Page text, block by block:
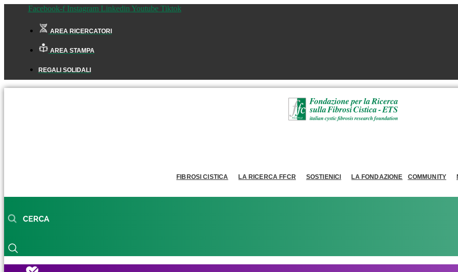
Facebook-f Instagram Linkedin Youtube Tiktok
AREA RICERCATORI
AREA STAMPA
REGALI SOLIDALI
FIBROSI CISTICA LA RICERCA FFCR SOSTIENICI LA FONDAZIONE COMMUNITY